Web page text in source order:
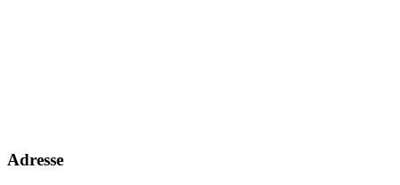
Adresse